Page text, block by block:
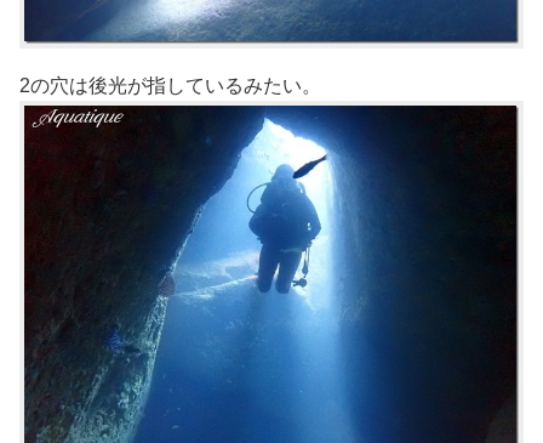
2の穴は後光が指しているみたい。